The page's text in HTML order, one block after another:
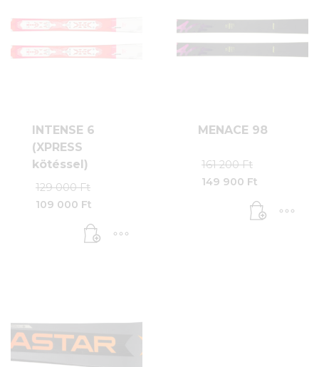
INTENSE 6
(XPRESS
kötéssel)
129 000Ft
000 Ft.
109 000 Ft
MENACE 98
161 200Ft
200 Ft.
149 900 Ft